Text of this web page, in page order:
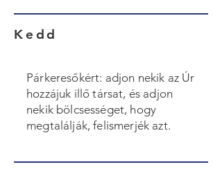
Kedd
Párkeresőkért: adjon nekik az Úr
hozzájuk illő társat, és adjon
nekik bölcsességet, hogy
megtalálják, felismerjék azt.